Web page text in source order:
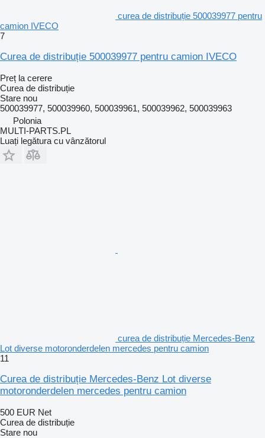
curea de distribuție 500039977 pentru
camion IVECO
7
Curea de distribuție 500039977 pentru camion IVECO
Preț la cerere
Curea de distribuție
Stare nou
500039977, 500039960, 500039961, 500039962, 500039963
Polonia
MULTI-PARTS.PL
Luați legătura cu vânzătorul
curea de distribuție Mercedes-Benz
Lot diverse motoronderdelen mercedes pentru camion
11
Curea de distribuție Mercedes-Benz Lot diverse
motoronderdelen mercedes pentru camion
500 EUR Net
Curea de distribuție
Stare nou